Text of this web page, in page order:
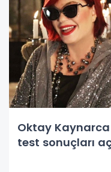
Oktay
test sonuçları